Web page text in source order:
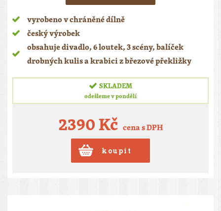
vyrobeno v chráněné dílně
český výrobek
obsahuje divadlo, 6 loutek, 3 scény, balíček
drobných kulis a krabici z březové překližky
SKLADEM
odešleme v pondělí
2390 Kč cena s DPH